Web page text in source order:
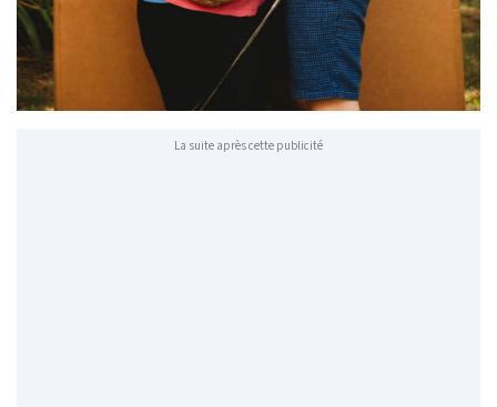
La suite après cette publicité